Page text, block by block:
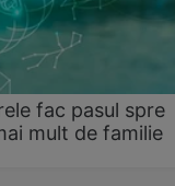
fac pasul spre
mult de familie